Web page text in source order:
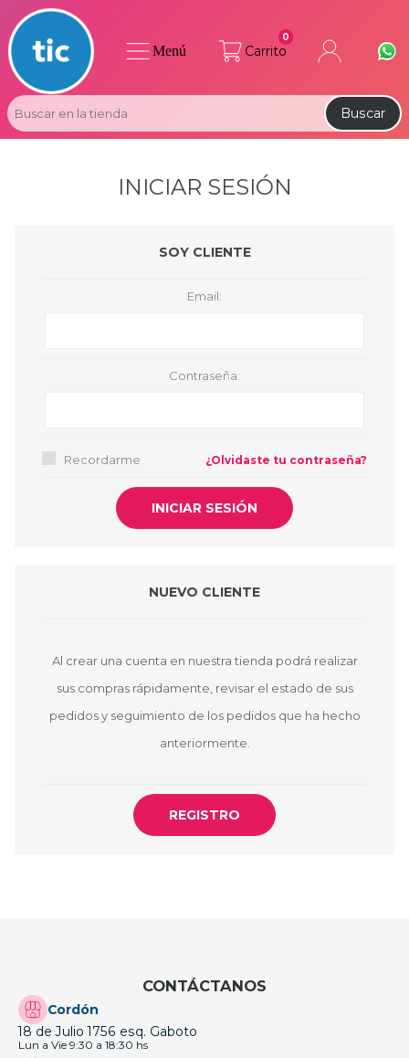
Carrito
0
Buscar
Menú
INICIAR SESIÓN
SOY CLIENTE
Email:
Contraseña:
Recordarme ¿Olvidaste tu contraseña?
NUEVO CLIENTE
Al crear una cuenta en nuestra tienda podrá realizar
sus compras rápidamente, revisar el estado de sus
pedidos y seguimiento de los pedidos que ha hecho
anteriormente.
CONTÁCTANOS
Cordón
18 de Julio 1756 esq. Gaboto
Lun a Vie 9:30 a 18:30 hs